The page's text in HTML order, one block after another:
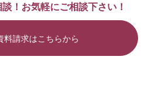
！お気軽にご相談下さい！
料請求はこちらから